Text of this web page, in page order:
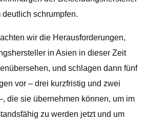
schrumpfen.
wir die Herausforderungen,
in Asien in dieser Zeit
und schlagen dann fünf
vor – drei kurzfristig und zwei
die sie übernehmen können, um im
zu werden jetzt und um